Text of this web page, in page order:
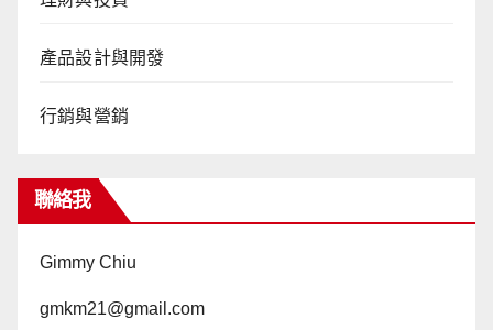
產品設計與開發
行銷與營銷
聯絡我
Gimmy Chiu
gmkm21@gmail.com